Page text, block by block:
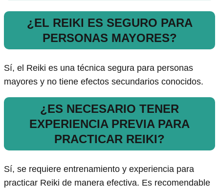
¿EL REIKI ES SEGURO PARA
PERSONAS MAYORES?
Sí, el Reiki es una técnica segura para personas
mayores y no tiene efectos secundarios conocidos.
¿ES NECESARIO TENER
EXPERIENCIA PREVIA PARA
PRACTICAR REIKI?
Sí, se requiere entrenamiento y experiencia para
practicar Reiki de manera efectiva. Es recomendable